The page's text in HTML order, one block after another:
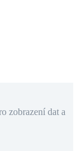
zobrazení dat a